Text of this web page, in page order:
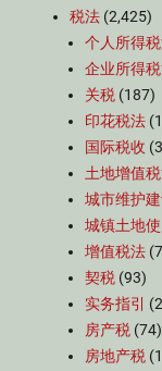
税法 (2,425)
个人所得
企业所得
关税 (187)
印花税法
国际税收
土地增值
城市维护
城镇土地
增值税法
契税 (93)
实务指引
房产税 (74)
房地产税